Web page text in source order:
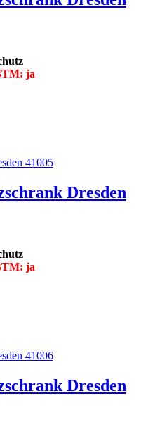
ja
Dresden
ja
Dresden